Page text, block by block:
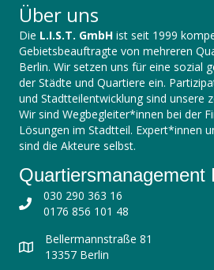
Über uns
Die L.I.S.T. GmbH ist seit 1999
Gebietsbeauftragte von mehreren
Berlin. Wir setzen uns für eine sozial
der Städte und Quartiere ein.
und Stadtteilentwicklung sind unsere
Wir sind Wegbegleiter*innen bei der
Lösungen im Stadtteil. Expert*innen
sind die Akteure selbst.
Quartiersmanagement
030 290 363 16
0176 856 101 48
Bellermannstraße 81
13357 Berlin